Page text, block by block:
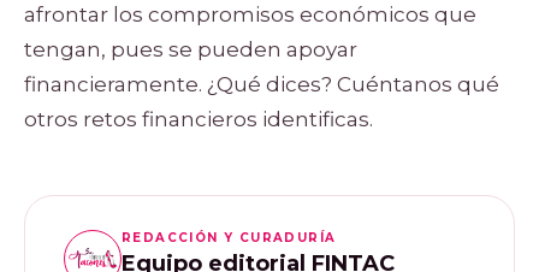
afrontar los compromisos económicos que
tengan, pues se pueden apoyar
financieramente. ¿Qué dices? Cuéntanos qué
otros retos financieros identificas.
REDACCIÓN Y CURADURÍA
Equipo editorial FINTAC